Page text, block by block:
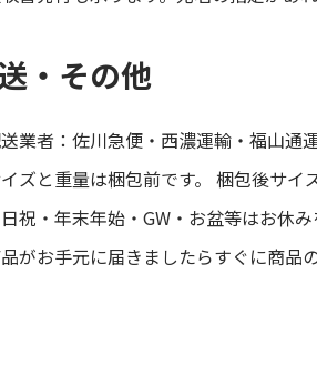
・その他
業者：佐川急便・西濃運輸・福山通
ズと重量は梱包前です。 梱包後サイ
祝・年末年始・GW・お盆等はお休み
がお手元に届きましたらすぐに商品